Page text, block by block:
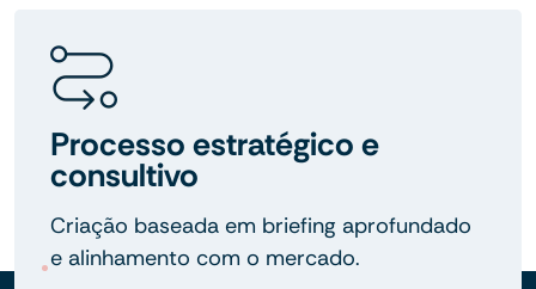
Processo estratégico e
consultivo
Criação baseada em briefing aprofundado
e alinhamento com o mercado.